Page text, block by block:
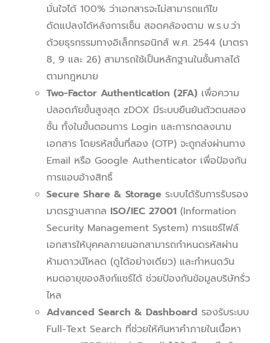
มั่นใจได้ 100% ว่าเอกสารจะไม่สามารถแก้ไข
ดัดแปลงได้หลังการเซ็น สอดคล้องตาม พ.ร.บ.ว่า
ด้วยธุรกรรมทางอิเล็กทรอนิกส์ พ.ศ. 2544 (มาตรา
8, 9 และ 26) สามารถใช้เป็นหลักฐานในชั้นศาลได้
ตามกฎหมาย
Two-Factor Authentication (2FA) เพื่อความ
ปลอดภัยขั้นสูงสุด zDOX มีระบบยืนยันตัวตนสอง
ชั้น ทั้งในขั้นตอนการ Login และการกดลงนาม
เอกสาร โดยรหัสขั้นที่สอง (OTP) จะถูกส่งผ่านทาง
Email หรือ Google Authenticator เพื่อป้องกัน
การแอบอ้างสิทธิ์
Secure Share & Storageระบบได้รับการรับรอง
มาตรฐานสากล ISO/IEC 27001 (Information
Security Management System) การแชร์ไฟล์
เอกสารให้บุคคลภายนอกสามารถกำหนดรหัสผ่าน
ห้ามดาวน์โหลด (ดูได้อย่างเดียว) และกำหนดวัน
หมดอายุของลิงก์แชร์ได้ ช่วยป้องกันข้อมูลบริษัทรั่ว
ไหล
Advanced Search & Dashboardรองรับระบบ
Full-Text Search ที่ช่วยให้ค้นหาคำภายในเนื้อหา